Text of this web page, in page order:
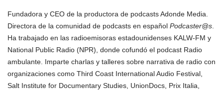
Fundadora y CEO de la productora de podcasts Adonde Media.
Directora de la comunidad de podcasts en español Podcaster@s
Ha trabajado en las radioemisoras estadounidenses KALW-FM y
National Public Radio (NPR), donde cofundó el podcast Radio
ambulante. Imparte charlas y talleres sobre narrativa de radio con
organizaciones como Third Coast International Audio Festival,
Salt Institute for Documentary Studies, UnionDocs, Prix Italia,